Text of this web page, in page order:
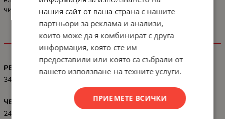
чиста и ефективна.
ХАРАКТЕРИСТИКИ
РЕЗОЛЮЦИЯ
3440x1440
ЧЕСТОТА НА ОПРЕСНЯВАНЕ
240Hz
нашия сайт от ваша страна с нашите
партньори за реклама и анализи,
които може да я комбинират с друга
информация, която сте им
предоставили или която са събрали от
вашето използване на техните услуги.
ПРИЕМЕТЕ ВСИЧКИ